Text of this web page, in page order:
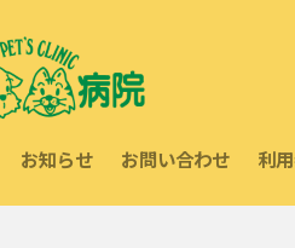
お知らせ お問い合わせ 利